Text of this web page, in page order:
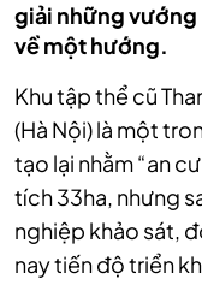
giải những vướng
về một hướng.
Khu tập thể cũ
(Hà Nội) là một
tạo lại nhằm “an
tích 33ha, nhưng
nghiệp khảo sát,
nay tiến độ triển